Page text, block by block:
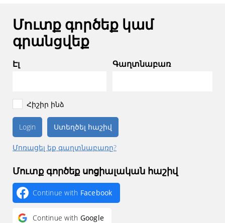
Մուտք գործեք կամ
գրանցվեք
Էլ Գաղտնաբառ
Հիշիր ինձ
Ստեղծել հաշիվ
Մոռացել եք գաղտնաբառը?
Մուտք գործեք սոցիալական հաշիվ
Continue with Facebook
Continue with Google